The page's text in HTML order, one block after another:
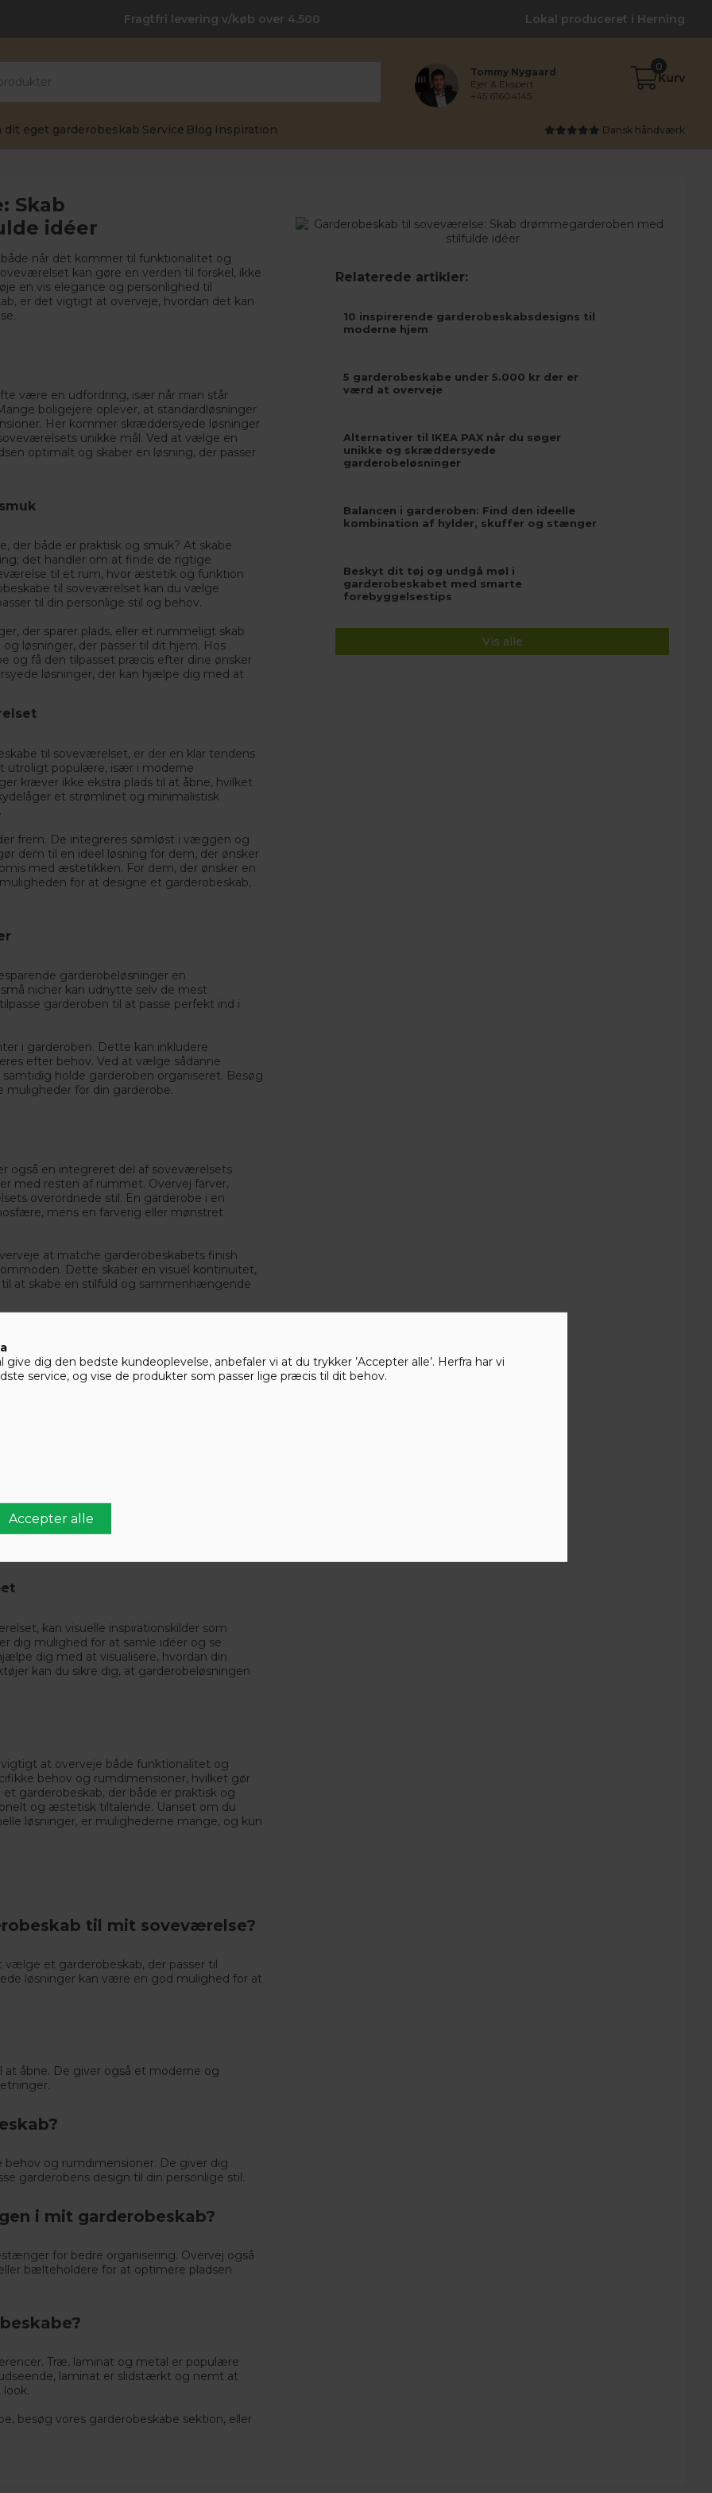
dig den bedste kundeoplevelse, anbefaler vi at du trykker ’Accepter alle’. Herfra har vi
service, og vise de produkter som passer lige præcis til dit behov.
Fragtfri levering v/køb over 4.500 Lokal produceret i Herning
Tommy Nygaard
Ejer & Ekspert
+45 61604145
0
Kurv
dit eget garderobeskab Service Blog Inspiration Dansk håndværk
Skab
idéer
når det kommer til funktionalitet og
kan gøre en verden til forskel, ikke
en vis elegance og personlighed til
er det vigtigt at overveje, hvordan det kan
være en udfordring, især når man står
boligejere oplever, at standardløsninger
Her kommer skræddersyede løsninger
unikke mål. Ved at vælge en
optimalt og skaber en løsning, der passer
der både er praktisk og smuk? At skabe
det handler om at finde de rigtige
til et rum, hvor æstetik og funktion
til soveværelset kan du vælge
til din personlige stil og behov.
der sparer plads, eller et rummeligt skab
løsninger, der passer til dit hjem. Hos
og få den tilpasset præcis efter dine ønsker
løsninger, der kan hjælpe dig med at
til soveværelset, er der en klar tendens
utroligt populære, især i moderne
kræver ikke ekstra plads til at åbne, hvilket
et strømlinet og minimalistisk
frem. De integreres sømløst i væggen og
dem til en ideel løsning for dem, der ønsker
med æstetikken. For dem, der ønsker en
for at designe et garderobeskab,
garderobeløsninger en
nicher kan udnytte selv de mest
garderoben til at passe perfekt ind i
i garderoben. Dette kan inkludere
efter behov. Ved at vælge sådanne
holde garderoben organiseret. Besøg
for din garderobe.
også en integreret del af soveværelsets
med resten af rummet. Overvej farver,
overordnede stil. En garderobe i en
mens en farverig eller mønstret
at matche garderobeskabets finish
Dette skaber en visuel kontinuitet,
at skabe en stilfuld og sammenhængende
er det vigtigt at fokusere på detaljerne.
Bøjlestænger i forskellige højder
indersiden af lågerne kan spare plads og
i garderoben kan forbedre synligheden
morgentimer. Overvej også at tilføje
for at optimere pladsen yderligere.
løsninger kan du skabe en garderobe,
soveværelsets overordnede æstetik.
løsninger, er mulighederne
kan visuelle inspirationskilder som
dig mulighed for at samle idéer og se
dig med at visualisere, hvordan din
kan du sikre dig, at garderobeløsningen
at overveje både funktionalitet og
behov og rumdimensioner, hvilket gør
garderobeskab, der både er praktisk og
og æstetisk tiltalende. Uanset om du
løsninger, er mulighederne mange, og kun
til mit soveværelse?
et garderobeskab, der passer til
løsninger kan være en god mulighed for at
at åbne. De giver også et moderne og
behov og rumdimensioner. De giver dig
garderobens design til din personlige stil.
i mit garderobeskab?
for bedre organisering. Overvej også
bælteholdere for at optimere pladsen
Træ, laminat og metal er populære
laminat er slidstærkt og nemt at
besøg vores garderobeskabe sektion, eller
Relaterede artikler:
10 inspirerende garderobeskabsdesigns til
moderne hjem
5 garderobeskabe under 5.000 kr der er
værd at overveje
Alternativer til IKEA PAX når du søger
unikke og skræddersyede
garderobeløsninger
Balancen i garderoben: Find den ideelle
kombination af hylder, skuffer og stænger
Beskyt dit tøj og undgå møl i
garderobeskabet med smarte
forebyggelsestips
Vis alle